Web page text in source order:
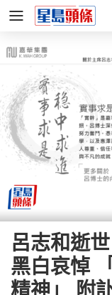
呂志和逝
黑白哀悼
精神」 附